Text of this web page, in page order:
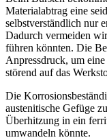
Materialabtrag eine
selbstverständlich nur
Dadurch vermeiden
führen könnten. Die
Anpressdruck, um
störend auf das
Die
austenitische Gefüge
Überhitzung in ein
umwandeln könnte.